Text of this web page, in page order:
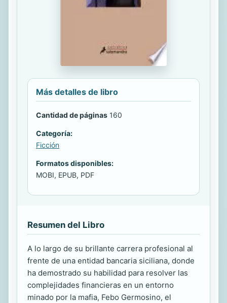
Más detalles de libro
Cantidad de páginas 160
Categoría:
Ficción
Formatos disponibles:
MOBI, EPUB, PDF
Resumen del Libro
A lo largo de su brillante carrera profesional al
frente de una entidad bancaria siciliana, donde
ha demostrado su habilidad para resolver las
complejidades financieras en un entorno
minado por la mafia, Febo Germosino, el